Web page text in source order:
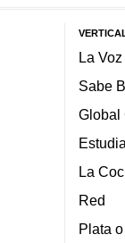
La
Sabe
Global
La
Red
Plata